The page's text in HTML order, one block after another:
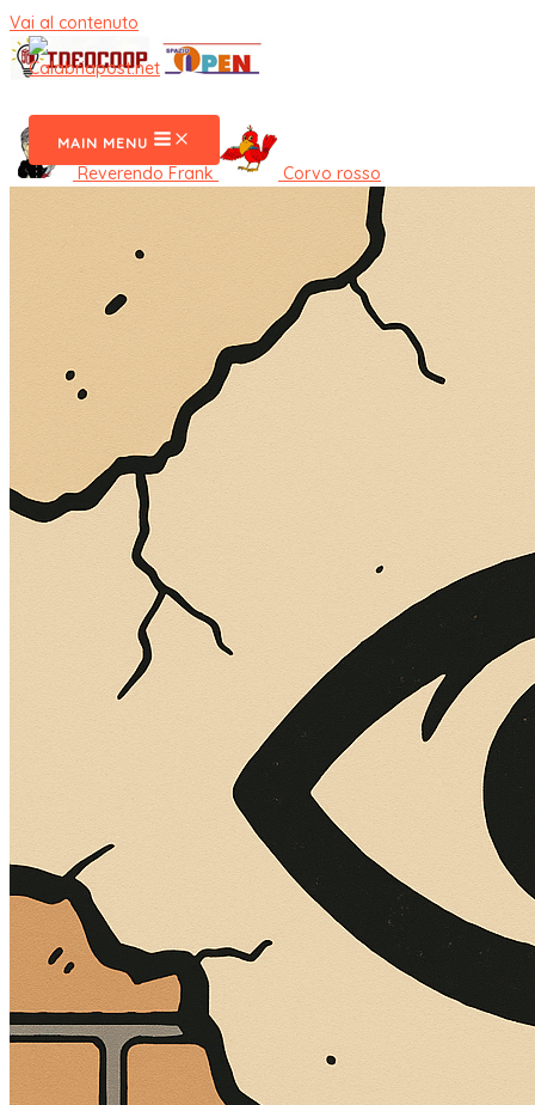
Vai al contenuto
MAIN MENU
Reverendo Frank Corvo rosso